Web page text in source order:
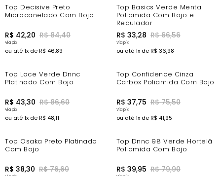
-44%
Top Decisive Preto
Microcanelado Com Bojo
R$ 42,20 R$ 84,40
ou até1x deR$ 46,89
-44%
Top Basics Verde Menta
Poliamida Com Bojo e
Regulador
R$ 33,28 R$ 66,56
ou até1x deR$ 36,98
-44%
Top Lace Verde Dnnc
Platinado Com Bojo
R$ 43,30 R$ 86,60
ou até1x deR$ 48,11
-44%
Top Confidence Cinza
Carbox Poliamida Com Bojo
R$ 37,75 R$ 75,50
ou até1x deR$ 41,95
-44%
Top Osaka Preto Platinado
Com Bojo
R$ 38,30 R$ 76,60
-44%
Top Dnnc 98 Verde Hortelã
Poliamida Com Bojo
R$ 39,95 R$ 79,90